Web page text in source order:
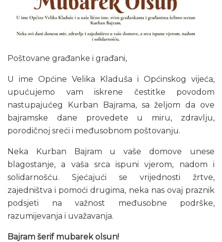
Poštovane građanke i građani,
U ime Općine Velika Kladuša i Općinskog vijeća,
upućujemo vam iskrene čestitke povodom
nastupajućeg Kurban Bajrama, sa željom da ove
bajramske dane provedete u miru, zdravlju,
porodičnoj sreći i međusobnom poštovanju.
Neka Kurban Bajram u vaše domove unese
blagostanje, a vaša srca ispuni vjerom, nadom i
solidarnošću. Sjećajući se vrijednosti žrtve,
zajedništva i pomoći drugima, neka nas ovaj praznik
podsjeti na važnost međusobne podrške,
razumijevanja i uvažavanja.
Bajram šerif mubarek olsun!